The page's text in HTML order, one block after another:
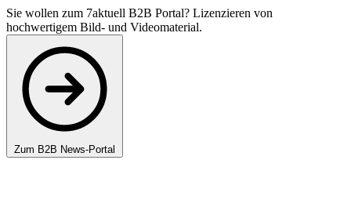
Sie wollen zum 7aktuell B2B Portal? Lizenzieren von
hochwertigem Bild- und Videomaterial.
Zum B2B News-Portal